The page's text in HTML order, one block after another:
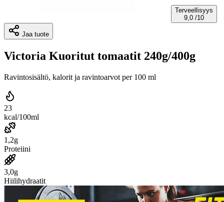
Terveellisyys
9,0 /10
Jaa tuote
Victoria Kuoritut tomaatit 240g/400g
Ravintosisältö, kalorit ja ravintoarvot per 100 ml
23
kcal/100ml
1,2g
Proteiini
3,0g
Hiilihydraatit